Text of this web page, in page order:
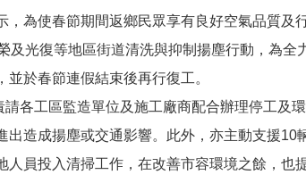
為使春節期間返鄉民眾享有良好空氣品質及
及光復等地區街道清洗與抑制揚塵行動，為
於春節連假結束後再行復工。
工區監造單位及施工廠商配合辦理停工及
出造成揚塵或交通影響。此外，亦主動支援10
人員投入清掃工作，在改善市容環境之餘，